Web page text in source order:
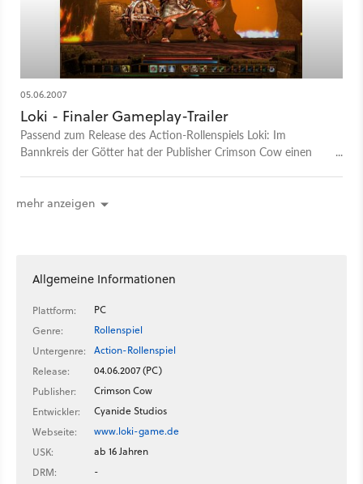
05.06.2007
Loki - Finaler Gameplay-Trailer
Passend zum Release des Action-Rollenspiels Loki: Im
Bannkreis der Götter hat der Publisher Crimson Cow einen
Krieger in Aktion. Der Held aus dem Mittelmeer-Staat setzt
mehr anzeigen
Allgemeine Informationen
Plattform:
PC
Genre:
Rollenspiel
Untergenre:
Action-Rollenspiel
Release:
04.06.2007 (PC)
Publisher:
Crimson Cow
Entwickler:
Cyanide Studios
Webseite:
www.loki-game.de
USK:
ab 16 Jahren
DRM:
-